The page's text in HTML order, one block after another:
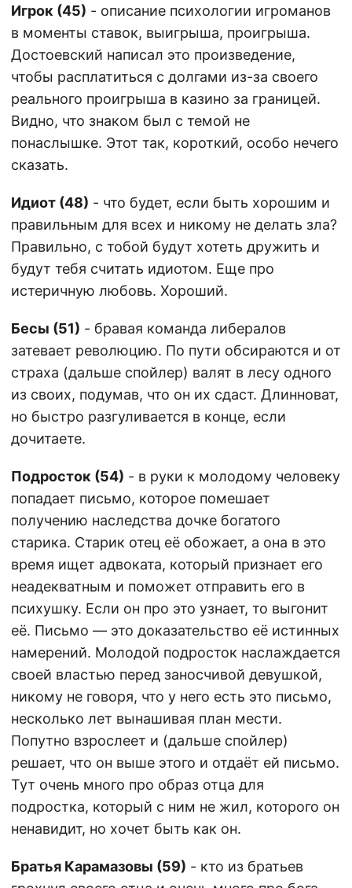
Игрок (45) - описание психологии игроманов
в моменты ставок, выигрыша, проигрыша.
Достоевский написал это произведение,
чтобы расплатиться с долгами из-за своего
реального проигрыша в казино за границей.
Видно, что знаком был с темой не
понаслышке. Этот так, короткий, особо нечего
сказать.
Идиот (48) - что будет, если быть хорошим и
правильным для всех и никому не делать зла?
Правильно, с тобой будут хотеть дружить и
будут тебя считать идиотом. Еще про
истеричную любовь. Хороший.
Бесы (51) - бравая команда либералов
затевает революцию. По пути обсираются и от
страха (дальше спойлер) валят в лесу одного
из своих, подумав, что он их сдаст. Длинноват,
но быстро разгуливается в конце, если
дочитаете.
Подросток (54) - в руки к молодому человеку
попадает письмо, которое помешает
получению наследства дочке богатого
старика. Старик отец её обожает, а она в это
время ищет адвоката, который признает его
неадекватным и поможет отправить его в
психушку. Если он про это узнает, то выгонит
её. Письмо — это доказательство её истинных
намерений. Молодой подросток наслаждается
своей властью перед заносчивой девушкой,
никому не говоря, что у него есть это письмо,
несколько лет вынашивая план мести.
Попутно взрослеет и (дальше спойлер)
решает, что он выше этого и отдаёт ей письмо.
Тут очень много про образ отца для
подростка, который с ним не жил, которого он
ненавидит, но хочет быть как он.
Братья Карамазовы (59) - кто из братьев